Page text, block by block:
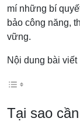
mí những bí
bảo công năng,
vững.
Nội dung bài viết
Tại sao cần